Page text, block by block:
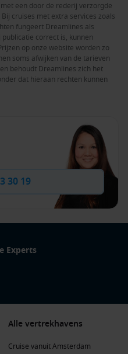
een door de rederij verzorgde
cruises met extra services zoals
fungeert Dreamlines als
correct is, kunnen
op onze website worden zo
soms afwijken van de tarieven
behoudt Dreamlines zich het
dat hieraan rechten kunnen
30 19
Experts
Alle vertrekhavens
Cruise vanuit Amsterdam